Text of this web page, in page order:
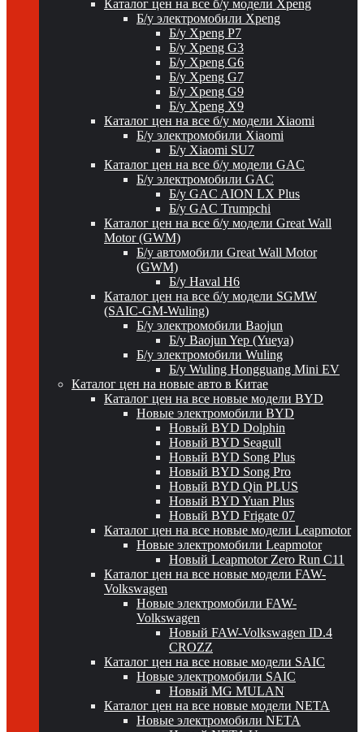
Каталог цен на все б/у модели Xpeng
Б/у электромобили Xpeng
Б/у Xpeng P7
Б/у Xpeng G3
Б/у Xpeng G6
Б/у Xpeng G7
Б/у Xpeng G9
Б/у Xpeng X9
Каталог цен на все б/у модели Xiaomi
Б/у электромобили Xiaomi
Б/у Xiaomi SU7
Каталог цен на все б/у модели GAC
Б/у электромобили GAC
Б/у GAC AION LX Plus
Б/у GAC Trumpchi
Каталог цен на все б/у модели Great Wall
Motor (GWM)
Б/у автомобили Great Wall Motor
(GWM)
Б/у Haval H6
Каталог цен на все б/у модели SGMW
(SAIC-GM-Wuling)
Б/у электромобили Baojun
Б/у Baojun Yep (Yueya)
Б/у электромобили Wuling
Б/у Wuling Hongguang Mini EV
Каталог цен на новые авто в Китае
Каталог цен на все новые модели BYD
Новые электромобили BYD
Новый BYD Dolphin
Новый BYD Seagull
Новый BYD Song Plus
Новый BYD Song Pro
Новый BYD Qin PLUS
Новый BYD Yuan Plus
Новый BYD Frigate 07
Каталог цен на все новые модели Leapmotor
Новые электромобили Leapmotor
Новый Leapmotor Zero Run C11
Каталог цен на все новые модели FAW-
Volkswagen
Новые электромобили FAW-
Volkswagen
Новый FAW-Volkswagen ID.4
CROZZ
Каталог цен на все новые модели SAIC
Новые электромобили SAIC
Новый MG MULAN
Каталог цен на все новые модели NETA
Новые электромобили NETA